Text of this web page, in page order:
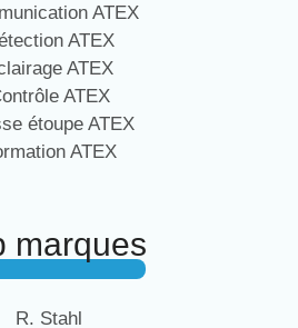
ATEX
ATEX
ATEX
ATEX
étoupe ATEX
ATEX
marques
R. Stahl